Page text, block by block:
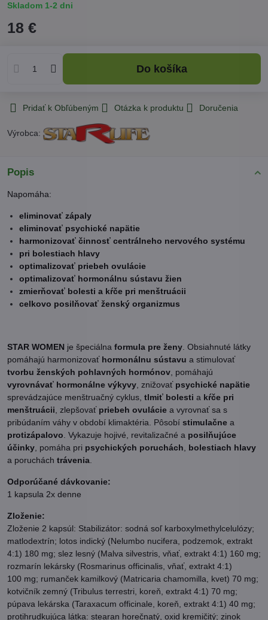
Skladom 1-2 dni
18 €
Do košíka
Pridať k Obľúbeným Otázka k produktu Doručenia
Výrobca:
Popis
Napomáha:
eliminovať zápaly
eliminovať psychické napätie
harmonizovať činnosť centrálneho nervového systému
pri bolestiach hlavy
optimalizovať priebeh ovulácie
optimalizovať hormonálnu sústavu žien
zmierňovať bolesti a kŕče pri menštruácii
celkovo posilňovať ženský organizmus
STAR WOMEN je špeciálna formula pre ženy . Obsiahnuté látky
pomáhajú harmonizovať hormonálnu sústavu a stimulovať
tvorbu ženských pohlavných hormónov , pomáhajú
vyrovnávať hormonálne výkyvy , znižovať psychické napätie
sprevádzajúce menštruačný cyklus, tlmiť bolesti a kŕče pri
menštruácii , zlepšovať priebeh ovulácie a vyrovnať sa s
pribúdaním váhy v období klimaktéria. Pôsobí stimulačne a
protizápalovo . Vykazuje hojivé, revitalizačné a posilňujúce
účinky , pomáha pri psychických poruchách
bolestiach hlavy
a poruchách trávenia
Odporúčané dávkovanie:
1 kapsula 2x denne
Zloženie:
Zloženie 2 kapsúl: Stabilizátor: sodná soľ karboxylmethylcelulózy;
matlodextrín; lotos indický (Nelumbo nucifera, podzemok, extrakt
4:1) 180 mg; slez lesný (Malva silvestris, vňať, extrakt 4:1) 160 mg;
rozmarín lekársky (Rosmarinus officinalis, vňať, extrakt 4:1)
100 mg; rumanček kamilkový (Matricaria chamomilla, kvet) 70 mg;
kotvičník zemný (Tribulus terrestri, koreň, extrakt 4:1) 70 mg;
púpava lekárska (Taraxacum officinale, koreň, extrakt 4:1) 40 mg;
protihrudkujúca látka: stearan horečnatý, oxid kremičitý; zinok